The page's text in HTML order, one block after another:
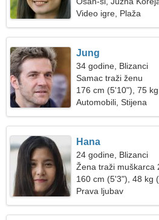
Video igre, Plaža
Jung
34 godine, Blizanci
Samac traži ženu
176 cm (5'10"), 75
Automobili, Stijena
Hana
24 godine, Blizanci
Žena traži muškarca
160 cm (5'3"), 48 kg
Prava ljubav